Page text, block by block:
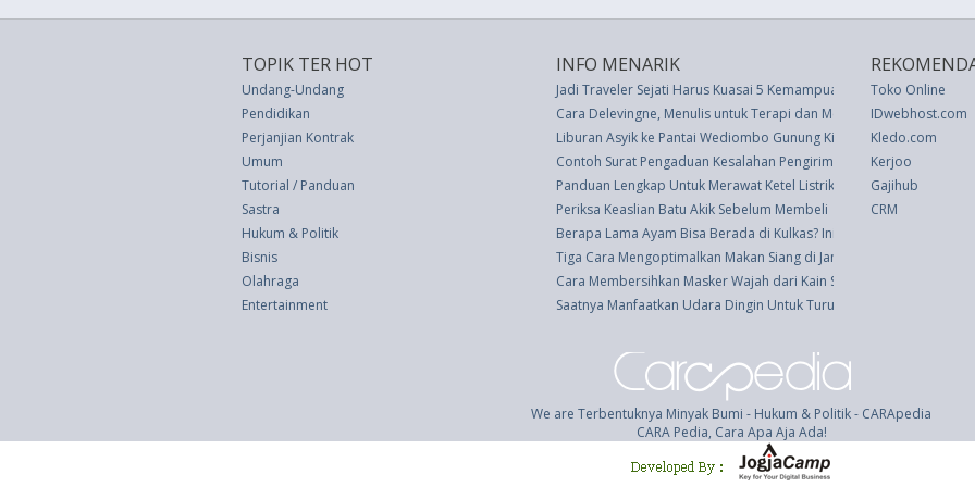
TOPIK TER HOT
Undang-Undang
Pendidikan
Perjanjian Kontrak
Umum
Tutorial / Panduan
Sastra
Hukum & Politik
Bisnis
Olahraga
Entertainment
INFO MENARIK
Jadi Traveler Sejati Harus Kuasai 5 Kemampuan Ini
Cara Delevingne, Menulis untuk Terapi dan Membaca Saat Menunggu
Liburan Asyik ke Pantai Wediombo Gunung Kidul
Contoh Surat Pengaduan Kesalahan Pengiriman
Panduan Lengkap Untuk Merawat Ketel Listrik Anda
Periksa Keaslian Batu Akik Sebelum Membeli
Berapa Lama Ayam Bisa Berada di Kulkas? Inilah Yang Perlu Anda
Tiga Cara Mengoptimalkan Makan Siang di Jam Istirahat
Cara Membersihkan Masker Wajah dari Kain Selama Virus Corona
Saatnya Manfaatkan Udara Dingin Untuk Turunkan Berat Badan
Toko Online
IDwebhost.com
Kledo.com
Kerjoo
Gajihub
CRM
We are Terbentuknya Minyak Bumi - Hukum & Politik - CARApedia
CARA Pedia, Cara Apa Aja Ada!